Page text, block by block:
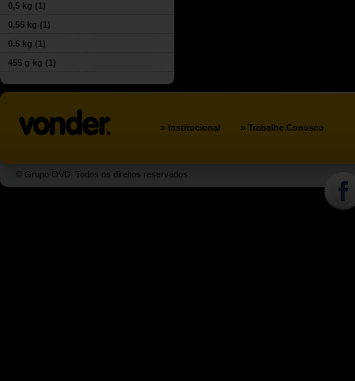
0,5 kg (1)
0,55 kg (1)
0.5 kg (1)
455 g kg (1)
» Institucional » Trabalhe Conosco
© Grupo OVD. Todos os direitos reservados.